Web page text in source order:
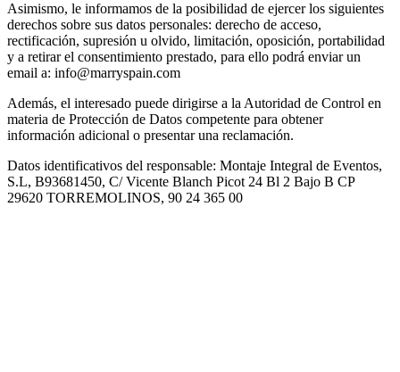
Asimismo, le informamos de la posibilidad de ejercer los siguientes
derechos sobre sus datos personales: derecho de acceso,
rectificación, supresión u olvido, limitación, oposición, portabilidad
y a retirar el consentimiento prestado, para ello podrá enviar un
email a: info@marryspain.com
Además, el interesado puede dirigirse a la Autoridad de Control en
materia de Protección de Datos competente para obtener
información adicional o presentar una reclamación.
Datos identificativos del responsable: Montaje Integral de Eventos,
S.L, B93681450, C/ Vicente Blanch Picot 24 Bl 2 Bajo B CP
29620 TORREMOLINOS, 90 24 365 00